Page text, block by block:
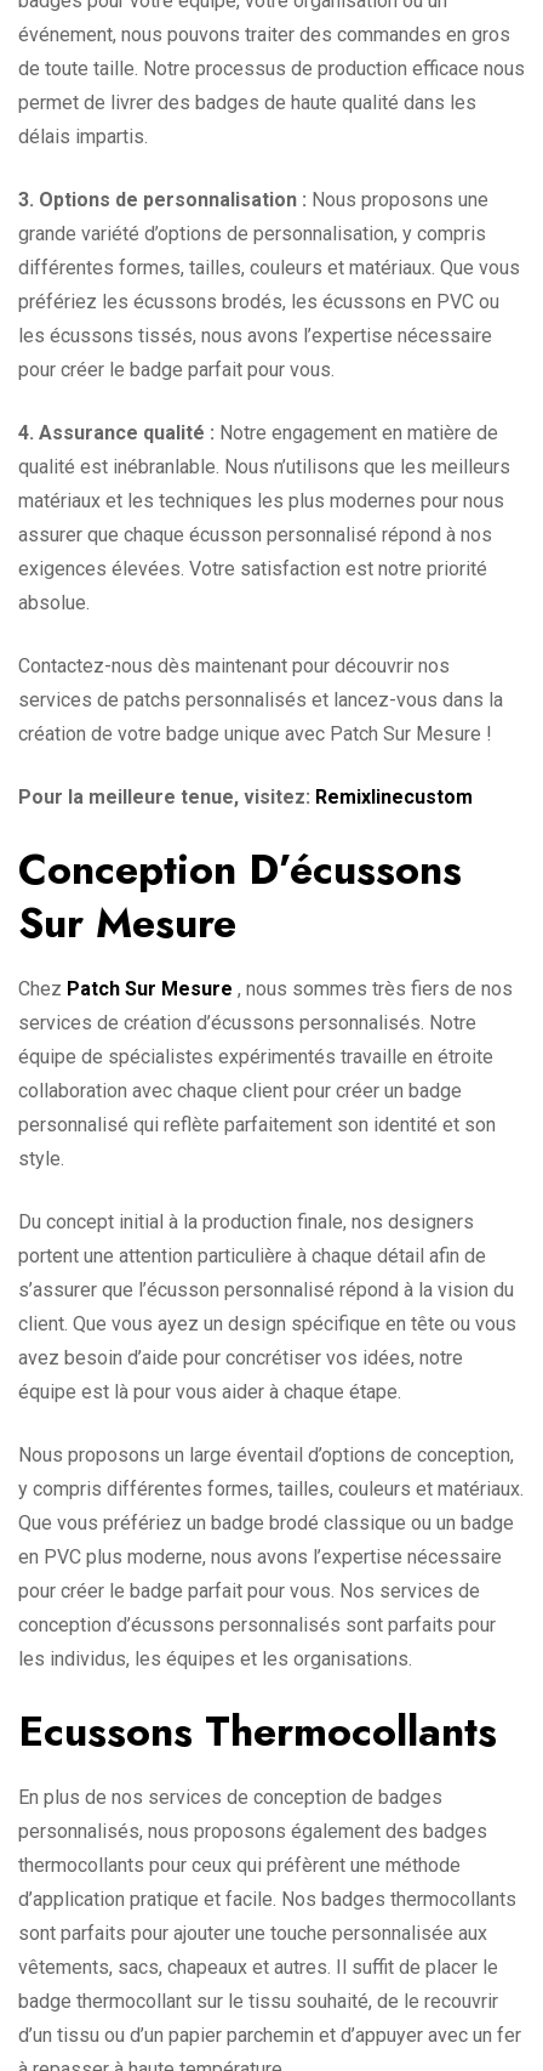
événement, nous pouvons traiter des commandes en gros
de toute taille. Notre processus de production efficace nous
permet de livrer des badges de haute qualité dans les
délais impartis.
3. Options de personnalisation : Nous proposons une
grande variété d’options de personnalisation, y compris
différentes formes, tailles, couleurs et matériaux. Que vous
préfériez les écussons brodés, les écussons en PVC ou
les écussons tissés, nous avons l’expertise nécessaire
pour créer le badge parfait pour vous.
4. Assurance qualité : Notre engagement en matière de
qualité est inébranlable. Nous n’utilisons que les meilleurs
matériaux et les techniques les plus modernes pour nous
assurer que chaque écusson personnalisé répond à nos
exigences élevées. Votre satisfaction est notre priorité
absolue.
Contactez-nous dès maintenant pour découvrir nos
services de patchs personnalisés et lancez-vous dans la
création de votre badge unique avec Patch Sur Mesure !
Pour la meilleure tenue, visitez: Remixlinecustom
Conception D’écussons
Sur Mesure
Chez Patch Sur Mesure , nous sommes très fiers de nos
services de création d’écussons personnalisés. Notre
équipe de spécialistes expérimentés travaille en étroite
collaboration avec chaque client pour créer un badge
personnalisé qui reflète parfaitement son identité et son
style.
Du concept initial à la production finale, nos designers
portent une attention particulière à chaque détail afin de
s’assurer que l’écusson personnalisé répond à la vision du
client. Que vous ayez un design spécifique en tête ou vous
avez besoin d’aide pour concrétiser vos idées, notre
équipe est là pour vous aider à chaque étape.
Nous proposons un large éventail d’options de conception,
y compris différentes formes, tailles, couleurs et matériaux.
Que vous préfériez un badge brodé classique ou un badge
en PVC plus moderne, nous avons l’expertise nécessaire
pour créer le badge parfait pour vous. Nos services de
conception d’écussons personnalisés sont parfaits pour
les individus, les équipes et les organisations.
Ecussons Thermocollants
En plus de nos services de conception de badges
personnalisés, nous proposons également des badges
thermocollants pour ceux qui préfèrent une méthode
d’application pratique et facile. Nos badges thermocollants
sont parfaits pour ajouter une touche personnalisée aux
vêtements, sacs, chapeaux et autres. Il suffit de placer le
badge thermocollant sur le tissu souhaité, de le recouvrir
d’un tissu ou d’un papier parchemin et d’appuyer avec un fer